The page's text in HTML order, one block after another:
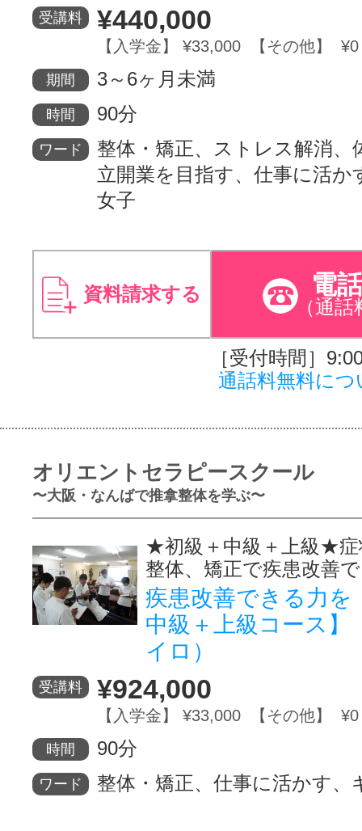
サイトマッ
受講料 ¥440,000
【入学金】 ¥33,000 【その他】 ¥0
期間 3～6ヶ月未満
時間 90分
ワード
整体・矯正、ストレス解消、
立開業を目指す、仕事に活か
女子
資料請求する 電
（通話
［受付時間］
通話料無料につ
オリエントセラピースクール
〜大阪・なんばで推拿整体を学ぶ〜
★初級＋中級＋上級★症
整体、矯正で疾患改善
疾患改善できる力を
中級＋上級コース】
イロ）
受講料 ¥924,000
【入学金】 ¥33,000 【その他】 ¥0
時間 90分
ワード 整体・矯正、仕事に活かす、